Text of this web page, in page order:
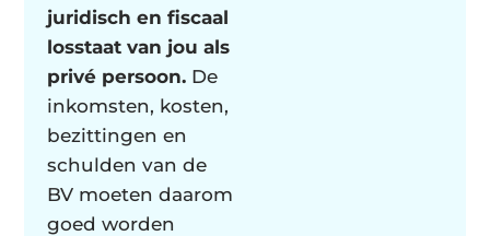
juridisch en fiscaal
losstaat van jou als
privé persoon.De
inkomsten, kosten,
bezittingen en
schulden van de
BV moeten daarom
goed worden